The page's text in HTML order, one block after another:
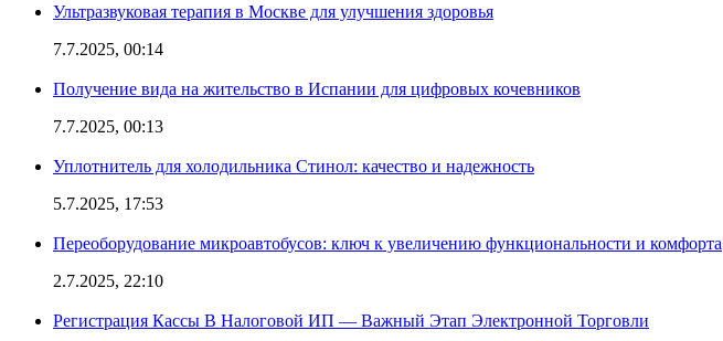
Ультразвуковая терапия в Москве для улучшения здоровья
7.7.2025, 00:14
Получение вида на жительство в Испании для цифровых кочевников
7.7.2025, 00:13
Уплотнитель для холодильника Стинол: качество и надежность
5.7.2025, 17:53
Переоборудование микроавтобусов: ключ к увеличению функциональности и комфорта
2.7.2025, 22:10
Регистрация Кассы В Налоговой ИП — Важный Этап Электронной Торговли